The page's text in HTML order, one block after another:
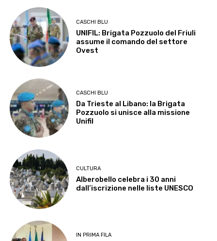
CASCHI BLU
UNIFIL: Brigata Pozzuolo del Friuli
assume il comando del settore
Ovest
CASCHI BLU
Da Trieste al Libano: la Brigata
Pozzuolo si unisce alla missione
Unifil
CULTURA
Alberobello celebra i 30 anni
dall’iscrizione nelle liste UNESCO
IN PRIMA FILA